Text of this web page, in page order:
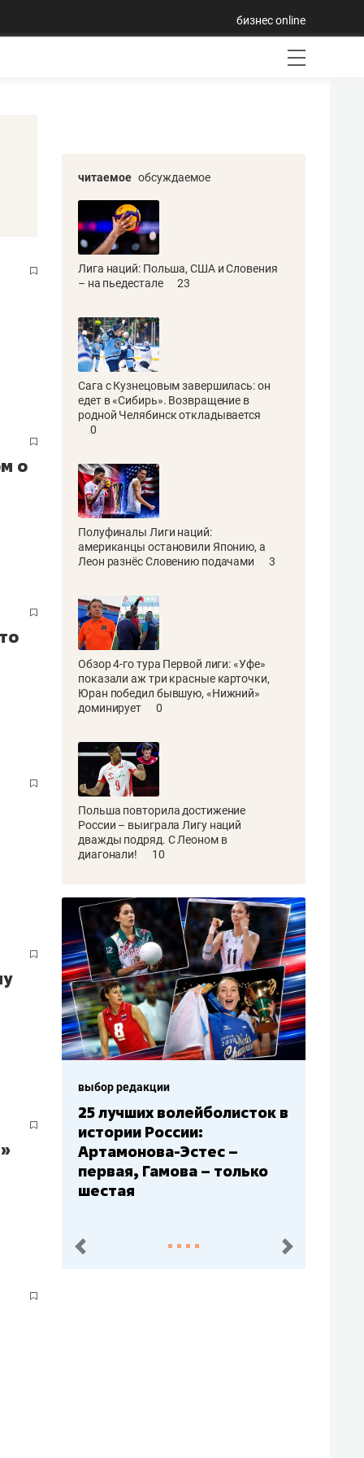
бизнес online
о
читаемое обсуждаемое
Лига наций: Польша, США и Словения
– на пьедестале
23
Сага с Кузнецовым завершилась: он
едет в «Сибирь». Возвращение в
родной Челябинск откладывается
0
Полуфиналы Лиги наций:
американцы остановили Японию, а
Леон разнёс Словению подачами
3
Обзор 4-го тура Первой лиги: «Уфе»
показали аж три красные карточки,
Юран победил бывшую, «Нижний»
доминирует
0
Польша повторила достижение
России – выиграла Лигу наций
дважды подряд. С Леоном в
диагонали!
10
выбор редакции
Бюджеты клубов КХЛ: СКА
– главный мажор, «Ак
Барс» – второй, «Салават
Юлаев» – середняк
пред. след.